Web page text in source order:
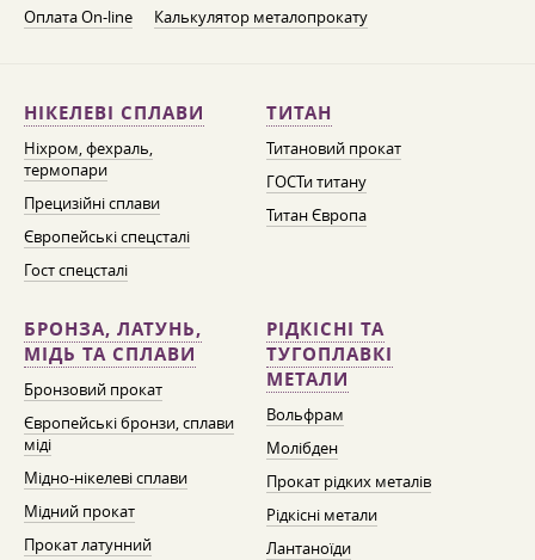
Оплата On-line
Калькулятор металопрокату
НІКЕЛЕВІ СПЛАВИ
Ніхром, фехраль,
термопари
Прецизійні сплави
Європейські спецсталі
Гост спецсталі
ТИТАН
Титановий прокат
ГОСТи титану
Титан Європа
БРОНЗА, ЛАТУНЬ,
МІДЬ ТА СПЛАВИ
Бронзовий прокат
Європейські бронзи, сплави
міді
Мідно-нікелеві сплави
Мідний прокат
Прокат латунний
РІДКІСНІ ТА
ТУГОПЛАВКІ
МЕТАЛИ
Вольфрам
Молібден
Прокат рідких металів
Рідкісні метали
Лантаноїди